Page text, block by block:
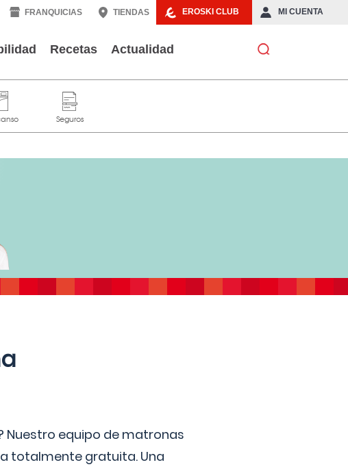
EROSKI CLUB MI CUENTA
FRANQUICIAS TIENDAS
Recetas Actualidad
equipo de matronas
totalmente gratuita. Una